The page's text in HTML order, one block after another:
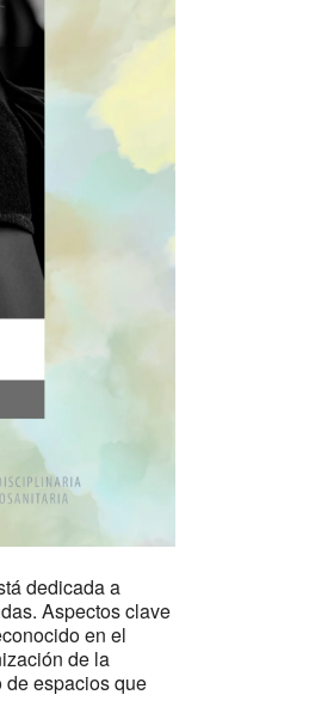
dedicada a
Aspectos clave
en el
de la
de espacios que